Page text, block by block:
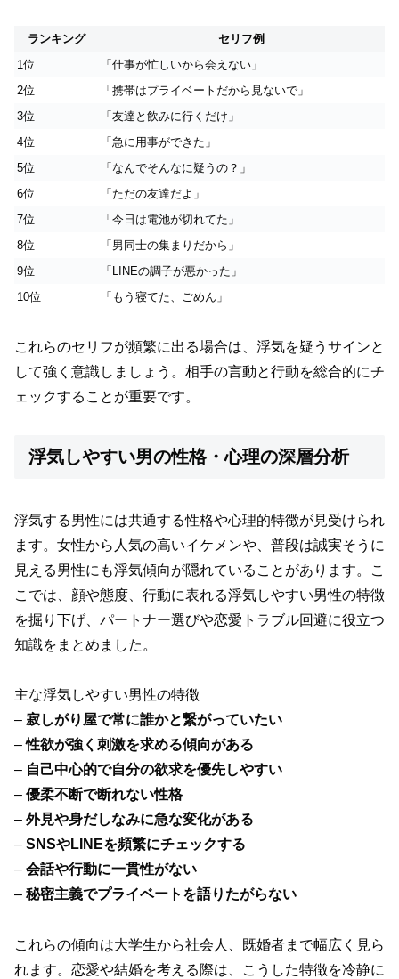
ランキング
セリフ例
1位
「仕事が忙しいから会えない」
2位
「携帯はプライベートだから見ないで」
3位
「友達と飲みに行くだけ」
4位
「急に用事ができた」
5位
「なんでそんなに疑うの？」
6位
「ただの友達だよ」
7位
「今日は電池が切れてた」
8位
「男同士の集まりだから」
9位
「LINEの調子が悪かった」
10位
「もう寝てた、ごめん」
これらのセリフが頻繁に出る場合は、浮気を疑うサインと
して強く意識しましょう。相手の言動と行動を総合的にチ
ェックすることが重要です。
浮気しやすい男の性格・心理の深層分析
浮気する男性には共通する性格や心理的特徴が見受けられ
ます。女性から人気の高いイケメンや、普段は誠実そうに
見える男性にも浮気傾向が隠れていることがあります。こ
こでは、顔や態度、行動に表れる浮気しやすい男性の特徴
を掘り下げ、パートナー選びや恋愛トラブル回避に役立つ
知識をまとめました。
主な浮気しやすい男性の特徴
– 寂しがり屋で常に誰かと繋がっていたい
–性欲が強く刺激を求める傾向がある
– 自己中心的で自分の欲求を優先しやすい
– 優柔不断で断れない性格
– 外見や身だしなみに急な変化がある
– SNSやLINEを頻繁にチェックする
– 会話や行動に一貫性がない
– 秘密主義でプライベートを語りたがらない
これらの傾向は大学生から社会人、既婚者まで幅広く見ら
れます。恋愛や結婚を考える際は、こうした特徴を冷静に